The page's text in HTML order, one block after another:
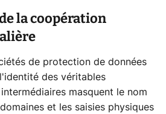
la coopération
de protection de données
des véritables
masquent le nom
et les saisies physiques